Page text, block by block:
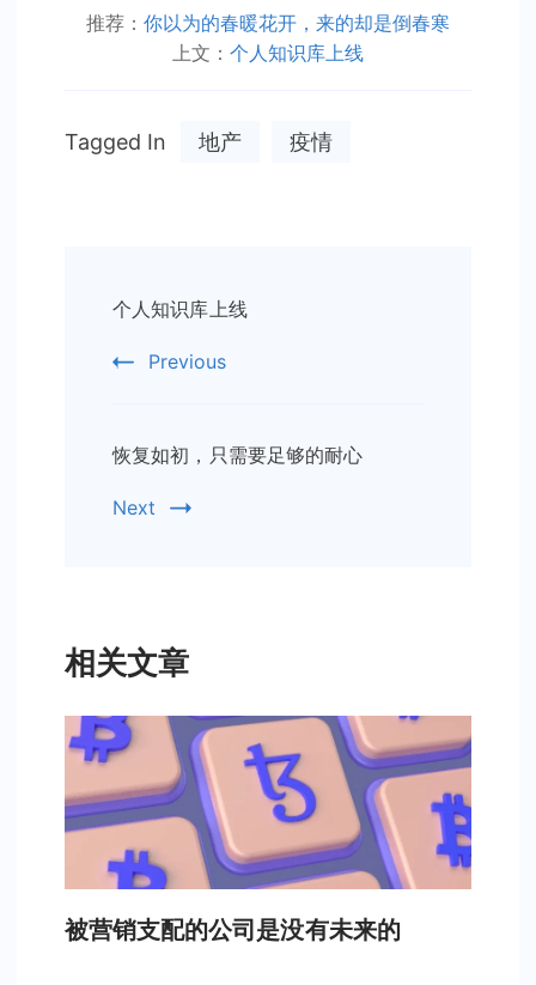
推荐： 你以为的春暖花开，来的却是倒春寒
上文： 个人知识库上线
Tagged In 地产 疫情
Navigation
个人知识库上线
Previous
恢复如初，只需要足够的耐心
Next
相关文章
被营销支配的公司是没有未来的